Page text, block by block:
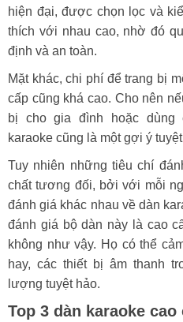
hiện đại, được chọn lọc và
thích với nhau cao, nhờ đó
định và an toàn.
Mặt khác, chi phí để trang bị
cấp cũng khá cao. Cho nên
bị cho gia đình hoặc dùng
karaoke cũng là một gợi ý
Tuy nhiên những tiêu chí
chất tương đối, bởi với mỗi
đánh giá khác nhau về dàn
đánh giá bộ dàn này là cao
không như vậy. Họ có thể
hay, các thiết bị âm thanh
lượng tuyệt hảo.
Top 3 dàn karaoke